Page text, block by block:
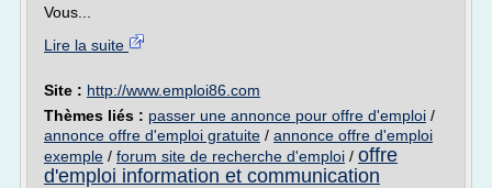
Vous...
Lire la suite
Site : http://www.emploi86.com
Thèmes liés : passer une annonce pour offre d'emploi /
annonce offre d'emploi gratuite / annonce offre d'emploi
exemple / forum site de recherche d'emploi / offre
d'emploi information et communication